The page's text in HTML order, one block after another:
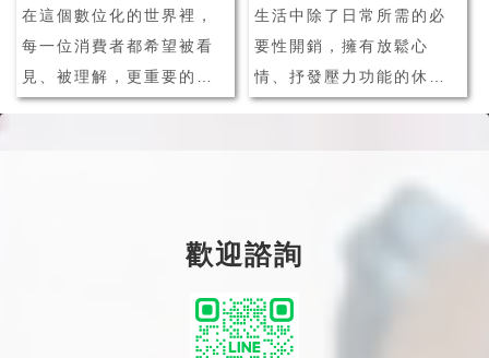
理...
在這個數位化的世界裡，
每一位消費者都希望被看
見、被理解，更重要的
是，他們希望接收到的訊
何結合 LINE 會員系統實
生活中除了日常所需的必
要性開銷，擁有放鬆心
情、抒發壓力功能的休閒
娛樂活動，也逐漸成為消
元化，消費者也擁有更多
休閒娛樂的選擇，消費者
動、也不再輕易對單一
品...
歡迎諮詢